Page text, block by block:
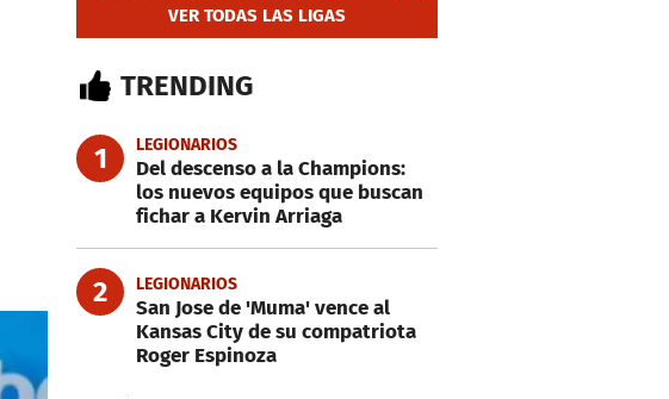
VER TODAS LAS LIGAS
TRENDING
1 LEGIONARIOS
Del descenso a la Champions:
los nuevos equipos que buscan
fichar a Kervin Arriaga
2 LEGIONARIOS
San Jose de 'Muma' vence al
Kansas City de su compatriota
Roger Espinoza